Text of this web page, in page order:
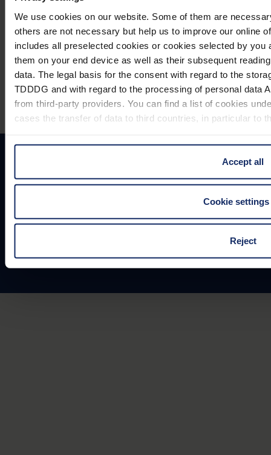
We use cookies on our website. Some of them are
others are not necessary but help us to improve our online
includes all preselected cookies or cookies selected by
them on your end device as well as their subsequent
data. The legal basis for the consent with regard to the
TDDDG and with regard to the processing of personal data
from third-party providers. You can find a list of cookies
cases the transfer of data to third countries, in particular to
You can consent to the use of non-essential cookies by
mind by clicking on "Reject". You can access your settings
Further information on the procedures used and your rights
Accept all
Cookie settings
Reject
Eschenbach Optik, S. L.
Farell, 9, 6° Planta
E-08014 Barcelona
Teléfono: 93.423.31.12
E-Mail:mail@eschenbach-optik.es
Declaraciones UE de conformidad y certificados
Protección de datos
Contacto